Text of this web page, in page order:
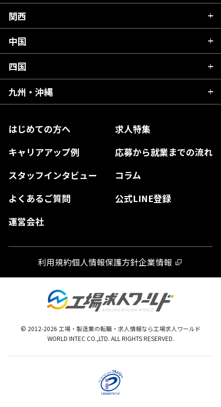
はじめての方へ
求人特集
キャリアアップ例
応募から就業までの流れ
スタッフインタビュー
コラム
よくあるご質問
公式LINE登録
運営会社
岩手県
宮城県
福島県
群馬県
千葉県
東京都
神奈川県
富山県
石川県
山梨県
長野県
岐阜県
静岡県
愛知県
関西
滋賀県
京都府
大阪府
奈良県
和歌山県
中国
広島県
岡山県
島根県
山口県
四国
愛媛県
徳島県
九州・沖縄
熊本県
宮崎県
鹿児島県
利用規約個人情報保護方針企業情報
© 2012-2026 工場・製造業の転職・求人情報なら工場求人ワールド
WORLD INTEC CO.,LTD. ALL RIGHTS RESERVED.